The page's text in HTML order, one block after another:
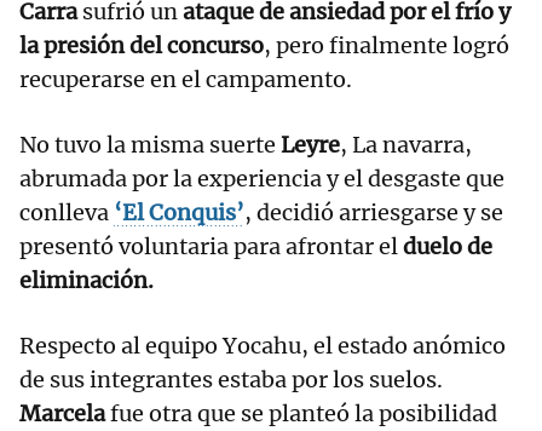
Carrasufrió unataque de ansiedad por el frío y
la presión del concurso, pero finalmente logró
recuperarse en el campamento.
No tuvo la misma suerte Leyre, La navarra,
abrumada por la experiencia y el desgaste que
conlleva ‘El Conquis’, decidió arriesgarse y se
presentó voluntaria para afrontar elduelo de
eliminación.
Respecto al equipo Yocahu, el estado anómico
de sus integrantes estaba por los suelos.
Marcelafue otra que se planteó la posibilidad